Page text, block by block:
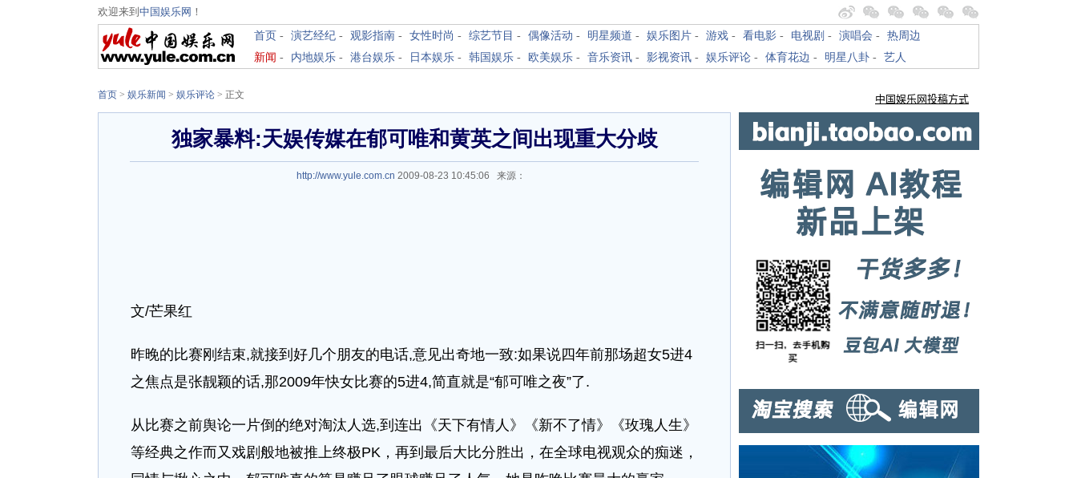
欢迎来到 中国娱乐网 ！
首页 - 演艺经纪 - 观影指南 - 女性时尚 - 综艺节目 - 偶像活动 - 明星频道 - 娱乐图片 - 游戏 - 看电影 - 电视剧 - 演唱会 - 热周边
新闻 - 内地娱乐 - 港台娱乐 - 日本娱乐 - 韩国娱乐 - 欧美娱乐 - 音乐资讯 - 影视资讯 - 娱乐评论 - 体育花边 - 明星八卦 - 艺人
首页 > 娱乐新闻 > 娱乐评论 > 正文
独家暴料:天娱传媒在郁可唯和黄英之间出现重大分歧
http://www.yule.com.cn 2009-08-23 10:45:06 来源：
文/芒果红
昨晚的比赛刚结束,就接到好几个朋友的电话,意见出奇地一致:如果说四年前那场超女5进4
之焦点是张靓颖的话,那2009年快女比赛的5进4,简直就是“郁可唯之夜”了.
从比赛之前舆论一片倒的绝对淘汰人选,到连出《天下有情人》《新不了情》《玫瑰人生》
等经典之作而又戏剧般地被推上终极PK，再到最后大比分胜出，在全球电视观众的痴迷，